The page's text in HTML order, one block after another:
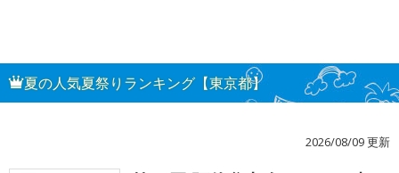
夏の人気夏祭りランキング【東京都】
2026/08/09 更新